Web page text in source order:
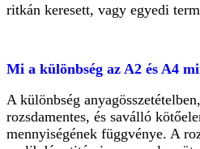
ritkán keresett, vagy egyedi
Mi a különbség az A2 és A4
A különbség
rozsdamentes, és saválló
mennyiségének függvénye. A